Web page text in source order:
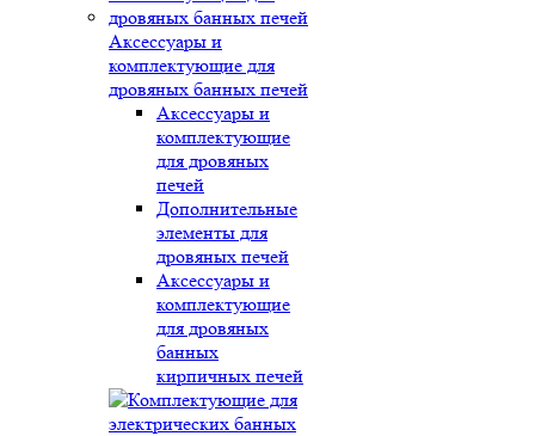
Аксессуары и
комплектующие для
дровяных банных печей
Аксессуары и
комплектующие
для дровяных
печей
Дополнительные
элементы для
дровяных печей
Аксессуары и
комплектующие
для дровяных
банных
кирпичных печей